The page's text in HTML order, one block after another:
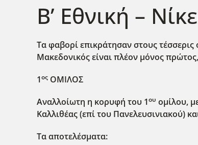
Β’ Εθνική –
Τα φαβορί επικράτησαν στους
Μακεδονικός είναι πλέον μόνος
1ος ΟΜΙΛΟΣ
Αναλλοίωτη η κορυφή του 1ου ομίλου,
Καλλιθέας (επί του Πανελευσινιακού)
Τα αποτελέσματα: